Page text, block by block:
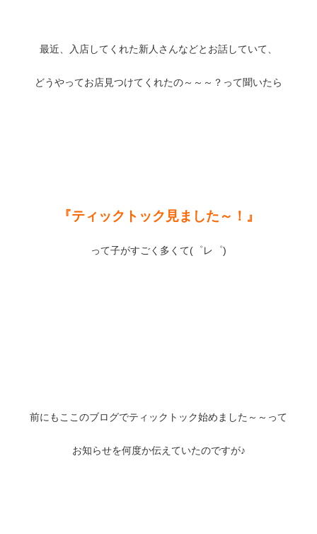
最近、入店してくれた新人さんなどとお話していて、
どうやってお店見つけてくれたの～～～？って聞いたら
『ティックトック見ました～！』
って子がすごく多くて(゜レ゜)
前にもここのブログでティックトック始めました～～って
お知らせを何度か伝えていたのですが♪